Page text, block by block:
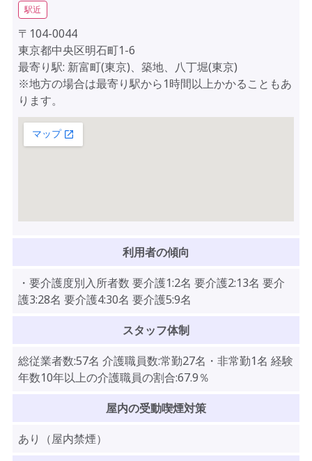
駅近
〒104-0044
東京都中央区明石町1-6
最寄り駅: 新富町(東京)、築地、八丁堀(東京)
※地方の場合は最寄り駅から1時間以上かかることもあ
ります。
利用者の傾向
・要介護度別入所者数 要介護1:2名 要介護2:13名 要介
護3:28名 要介護4:30名 要介護5:9名
スタッフ体制
総従業者数:57名 介護職員数:常勤27名・非常勤1名 経験
年数10年以上の介護職員の割合:67.9％
屋内の受動喫煙対策
あり（屋内禁煙）